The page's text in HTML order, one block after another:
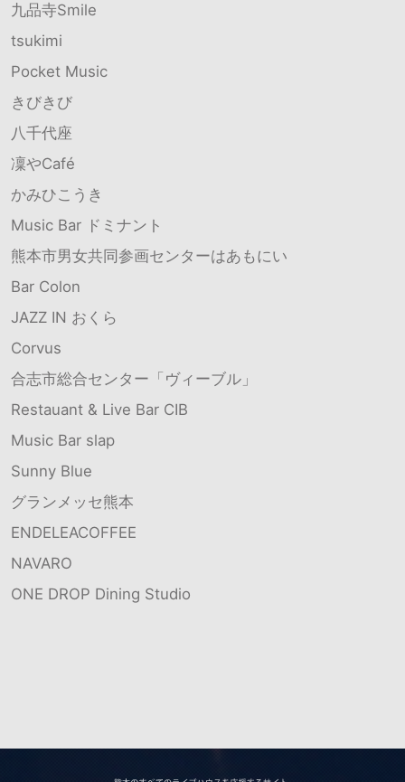
九品寺Smile
tsukimi
Pocket Music
きびきび
八千代座
凜やCafé
かみひこうき
Music Bar ドミナント
熊本市男女共同参画センターはあもにい
Bar Colon
JAZZ IN おくら
Corvus
合志市総合センター「ヴィーブル」
Restauant & Live Bar CIB
Music Bar slap
Sunny Blue
グランメッセ熊本
ENDELEACOFFEE
NAVARO
ONE DROP Dining Studio